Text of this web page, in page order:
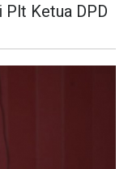
Plt Ketua DPD